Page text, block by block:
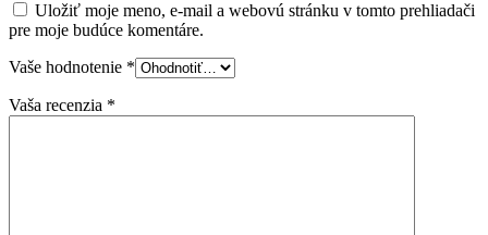
Uložiť moje meno, e-mail a webovú stránku v tomto prehliadači
pre moje budúce komentáre.
Vaše hodnotenie *
Vaša recenzia *